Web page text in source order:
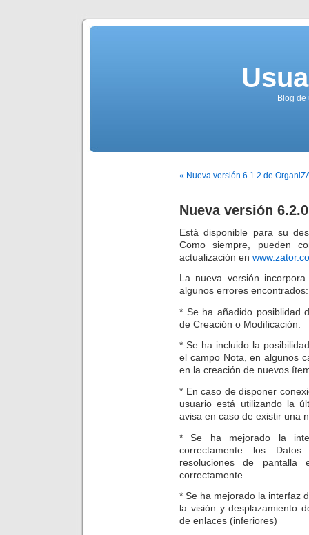
Blog de
« Nueva versión 6.1.2 de
Nueva versión
Está disponible para su
Como siempre, pueden
actualización en
La nueva versión
algunos errores encontrados:
* Se ha añadido posiblidad
de Creación o Modificación.
* Se ha incluido la
el campo Nota, en algunos
en la creación de nuevos
* En caso de disponer
usuario está utilizando la
avisa en caso de existir una
* Se ha mejorado la
correctamente los
resoluciones de
correctamente.
* Se ha mejorado la interfaz
la visión y desplazamiento
de enlaces (inferiores)